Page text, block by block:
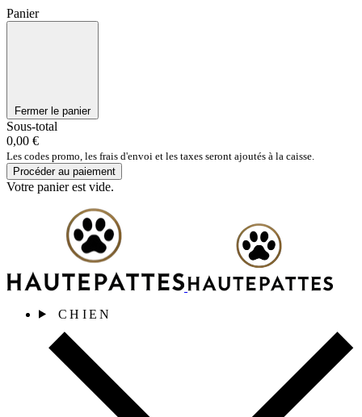
Panier
Fermer le panier
Sous-total
0,00 €
Les codes promo, les frais d'envoi et les taxes seront ajoutés à la caisse.
Procéder au paiement
Votre panier est vide.
CHIEN